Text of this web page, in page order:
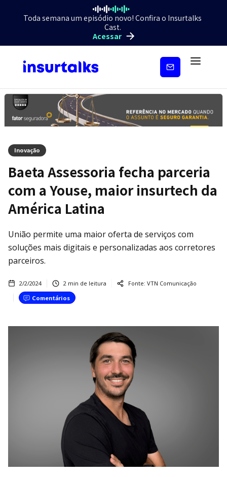
Toda semana um episódio novo! Confira o Insurtalks
Cast.
Acessar
Inscreva-
Inovação
Baeta Assessoria fecha parceria
com a Youse, maior insurtech da
América Latina
União permite uma maior oferta de serviços com
soluções mais digitais e personalizadas aos corretores
parceiros.
2/2/2024 2 min de leitura Fonte: VTN Comunicação
Comentários